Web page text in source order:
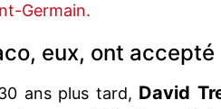
Germain.
eux, ont
ans plus tard, David